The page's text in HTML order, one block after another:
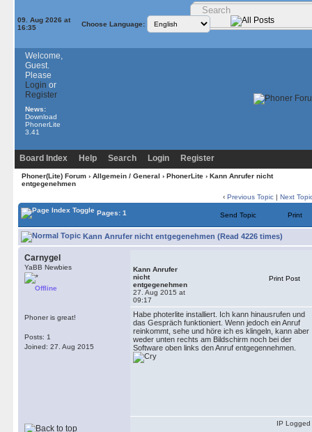
09. Aug 2026 at
16:35
Choose Language:
Welcome,
Guest.
Please
Login or
Register
News:
Download
PhonerLite
3.41
Board Index Help Search Login Register
Phoner(Lite) Forum› Allgemein / General › PhonerLite› Kann Anrufer nicht
entgegenehmen
‹ Previous Topic | Next
Pages: 1 Send Topic Print
Kann Anrufer nicht entgegenehmen (Read 4226 times)
Carnygel
YaBB Newbies
Offline
Phoner is great!
Posts: 1
Joined: 27. Aug 2015
Kann Anrufer
nicht
entgegenehmen
27. Aug 2015 at
09:17
Print Post
Habe photerlite installiert. Ich kann hinausrufen und
das Gespräch funktioniert. Wenn jedoch ein Anruf
reinkommt, sehe und höre ich es klingeln, kann aber
weder unten rechts am Bildschirm noch bei der
Software oben links den Anruf entgegennehmen.
IP Logged